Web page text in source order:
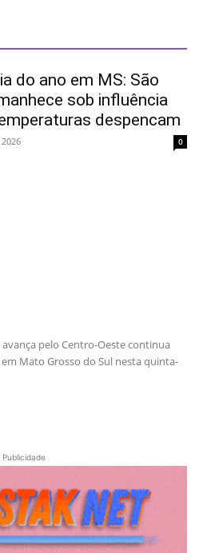
do ano em MS: São
sob influência
despencam
0
pelo Centro-Oeste continua
Mato Grosso do Sul nesta quinta-
Publicidade